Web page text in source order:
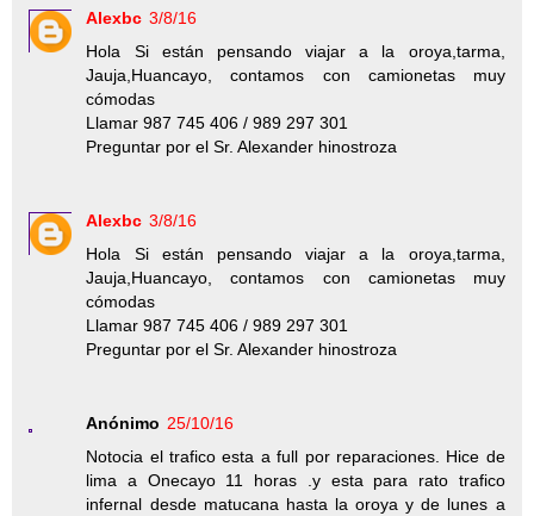
Alexbc 3/8/16
Hola Si están pensando viajar a la oroya,tarma,
Jauja,Huancayo, contamos con camionetas muy
cómodas
Llamar 987 745 406 / 989 297 301
Preguntar por el Sr. Alexander hinostroza
Alexbc 3/8/16
Hola Si están pensando viajar a la oroya,tarma,
Jauja,Huancayo, contamos con camionetas muy
cómodas
Llamar 987 745 406 / 989 297 301
Preguntar por el Sr. Alexander hinostroza
Anónimo 25/10/16
Notocia el trafico esta a full por reparaciones. Hice de
lima a Onecayo 11 horas .y esta para rato trafico
infernal desde matucana hasta la oroya y de lunes a